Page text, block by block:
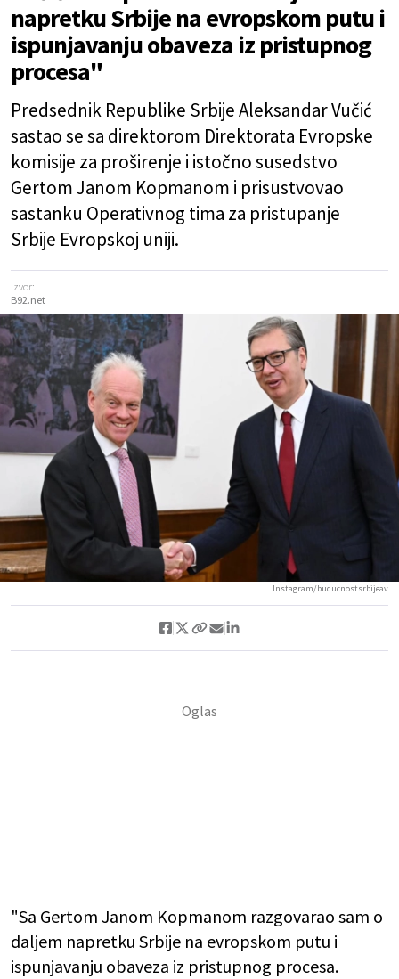
napretku Srbije na evropskom putu i
ispunjavanju obaveza iz pristupnog
procesa"
Predsednik Republike Srbije Aleksandar Vučić
sastao se sa direktorom Direktorata Evropske
komisije za proširenje i istočno susedstvo
Gertom Јanom Kopmanom i prisustvovao
sastanku Operativnog tima za pristupanje
Srbije Evropskoj uniji.
Izvor:
B92.net
Instagram/buducnostsrbijeav
"Sa Gertom Janom Kopmanom razgovarao sam o
daljem napretku Srbije na evropskom putu i
ispunjavanju obaveza iz pristupnog procesa.